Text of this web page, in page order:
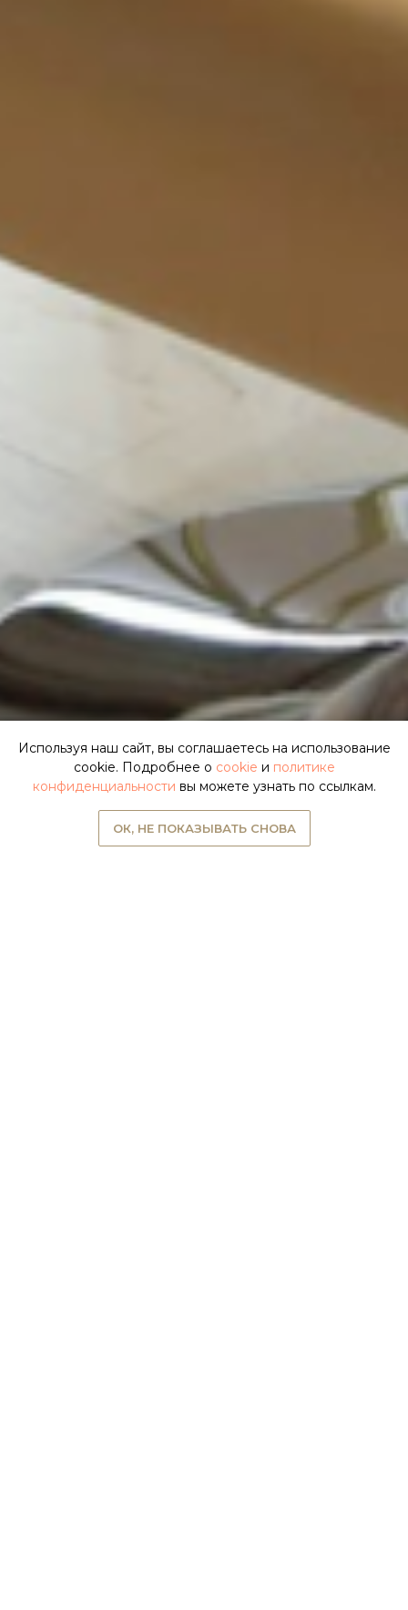
Используя наш сайт, вы соглашаетесь на использование
cookie. Подробнее о cookie и политике
конфиденциальности вы можете узнать по ссылкам.
ОК, НЕ ПОКАЗЫВАТЬ СНОВА
ФРАНШИЗА МАСТЕРА